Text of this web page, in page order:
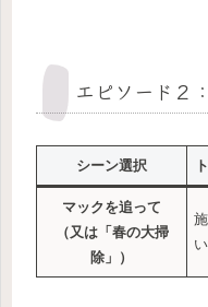
エピソード２
シーン選択
マックを追って
（又は「春の大掃
除」）
い